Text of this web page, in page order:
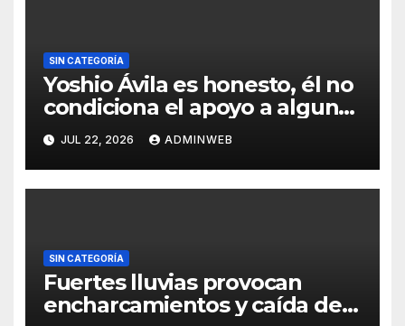
SIN CATEGORÍA
Yoshio Ávila es honesto, él no
condiciona el apoyo a alguna
figura política por una
candidatura
JUL 22, 2026 ADMINWEB
SIN CATEGORÍA
Fuertes lluvias provocan
encharcamientos y caída de